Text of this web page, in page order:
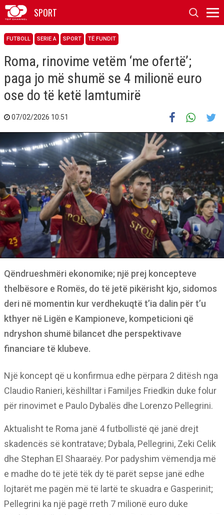
SPORT
FUTBOLL SERIE A SPORT TË FUNDIT
Roma, rinovime vetëm ‘me ofertë’;
paga jo më shumë se 4 milionë euro
ose do të ketë lamtumirë
07/02/2026 10:51
Qëndrueshmëri ekonomike; një prej koncepteve
thelbësore e Romës, do të jetë pikërisht kjo, sidomos
deri në momentin kur verdhekuqtë t’ia dalin për t’u
kthyer në Ligën e Kampioneve, kompeticioni që
ndryshon shumë bilancet dhe perspektivave
financiare të klubeve.
Një koncept që u konfirmua edhe përpara 2 ditësh nga
Claudio Ranieri, këshilltar i Familjes Friedkin duke folur
për rinovimet e Paulo Dybalës dhe Lorenzo Pellegrini.
Aktualisht te Roma janë 4 futbollistë që janë drejt
skadencës së kontratave; Dybala, Pellegrini, Zeki Celik
dhe Stephan El Shaaraëy. Por padyshim vëmendja më
e madhe do të jetë tëk dy të parët sepse janë edhe
lojtarët me pagën më të lartë te skuadra e Gasperinit;
Pellegrini ka një pagë rreth 7 milionë euro duke